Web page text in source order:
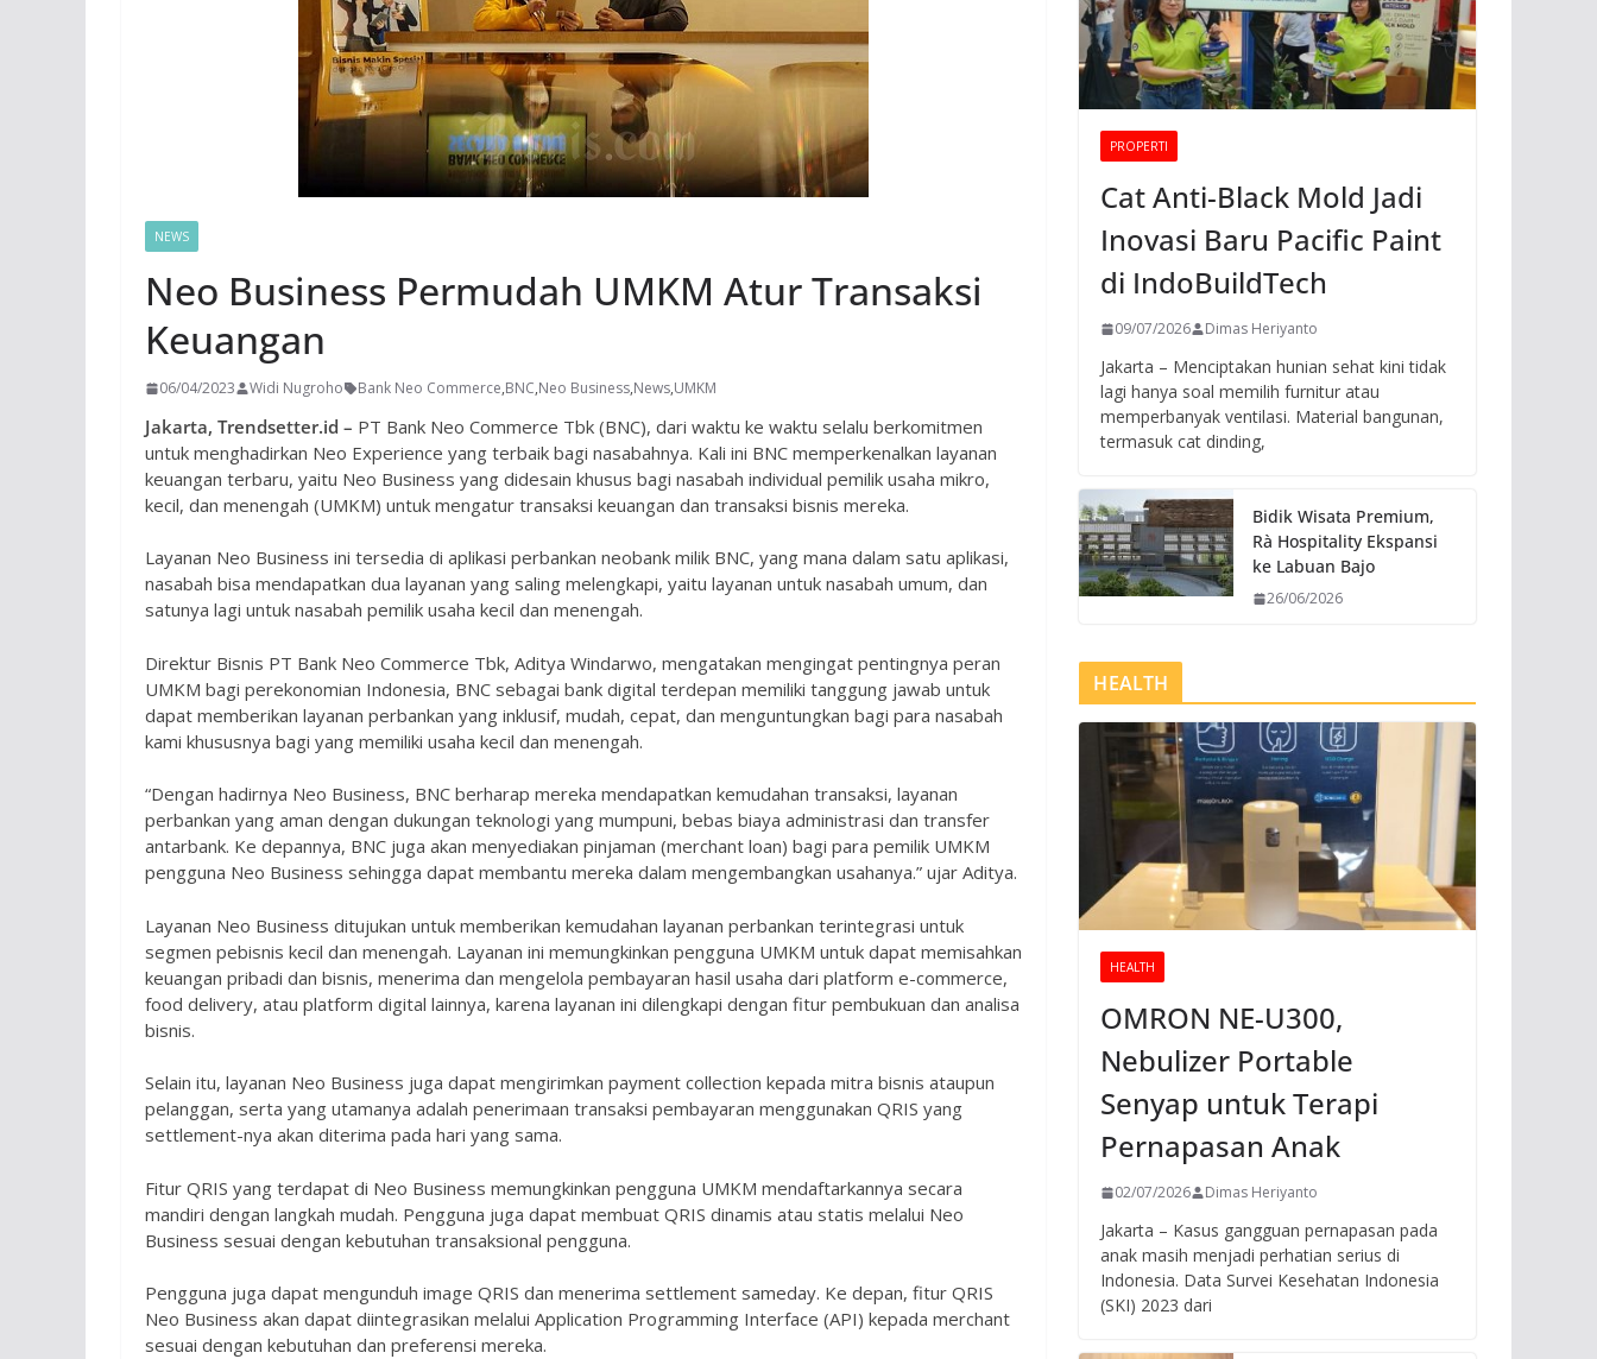
NEWS
Neo Business Permudah UMKM Atur Transaksi
Keuangan
06/04/2023 Widi Nugroho Bank Neo Commerce,BNC,Neo Business,News,UMKM
Jakarta, Trendsetter.id – PT Bank Neo Commerce Tbk (BNC), dari waktu ke waktu selalu berkomitmen
untuk menghadirkan Neo Experience yang terbaik bagi nasabahnya. Kali ini BNC memperkenalkan layanan
keuangan terbaru, yaitu Neo Business yang didesain khusus bagi nasabah individual pemilik usaha mikro,
kecil, dan menengah (UMKM) untuk mengatur transaksi keuangan dan transaksi bisnis mereka.
Layanan Neo Business ini tersedia di aplikasi perbankan neobank milik BNC, yang mana dalam satu aplikasi,
nasabah bisa mendapatkan dua layanan yang saling melengkapi, yaitu layanan untuk nasabah umum, dan
satunya lagi untuk nasabah pemilik usaha kecil dan menengah.
Direktur Bisnis PT Bank Neo Commerce Tbk, Aditya Windarwo, mengatakan mengingat pentingnya peran
UMKM bagi perekonomian Indonesia, BNC sebagai bank digital terdepan memiliki tanggung jawab untuk
dapat memberikan layanan perbankan yang inklusif, mudah, cepat, dan menguntungkan bagi para nasabah
kami khususnya bagi yang memiliki usaha kecil dan menengah.
“Dengan hadirnya Neo Business, BNC berharap mereka mendapatkan kemudahan transaksi, layanan
perbankan yang aman dengan dukungan teknologi yang mumpuni, bebas biaya administrasi dan transfer
antarbank. Ke depannya, BNC juga akan menyediakan pinjaman (merchant loan) bagi para pemilik UMKM
pengguna Neo Business sehingga dapat membantu mereka dalam mengembangkan usahanya.” ujar Aditya.
Layanan Neo Business ditujukan untuk memberikan kemudahan layanan perbankan terintegrasi untuk
segmen pebisnis kecil dan menengah. Layanan ini memungkinkan pengguna UMKM untuk dapat memisahkan
keuangan pribadi dan bisnis, menerima dan mengelola pembayaran hasil usaha dari platform e-commerce,
food delivery, atau platform digital lainnya, karena layanan ini dilengkapi dengan fitur pembukuan dan analisa
bisnis.
Selain itu, layanan Neo Business juga dapat mengirimkan payment collection kepada mitra bisnis ataupun
pelanggan, serta yang utamanya adalah penerimaan transaksi pembayaran menggunakan QRIS yang
settlement-nya akan diterima pada hari yang sama.
Fitur QRIS yang terdapat di Neo Business memungkinkan pengguna UMKM mendaftarkannya secara
mandiri dengan langkah mudah. Pengguna juga dapat membuat QRIS dinamis atau statis melalui Neo
Business sesuai dengan kebutuhan transaksional pengguna.
Pengguna juga dapat mengunduh image QRIS dan menerima settlement sameday. Ke depan, fitur QRIS
Neo Business akan dapat diintegrasikan melalui Application Programming Interface (API) kepada merchant
sesuai dengan kebutuhan dan preferensi mereka.
PROPERTI
Cat Anti-Black Mold Jadi
Inovasi Baru Pacific Paint
di IndoBuildTech
09/07/2026 Dimas Heriyanto
Jakarta – Menciptakan hunian sehat kini tidak
lagi hanya soal memilih furnitur atau
memperbanyak ventilasi. Material bangunan,
termasuk cat dinding,
Bidik Wisata Premium,
Rà Hospitality Ekspansi
ke Labuan Bajo
26/06/2026
HEALTH
HEALTH
OMRON NE-U300,
Nebulizer Portable
Senyap untuk Terapi
Pernapasan Anak
02/07/2026 Dimas Heriyanto
Jakarta – Kasus gangguan pernapasan pada
anak masih menjadi perhatian serius di
Indonesia. Data Survei Kesehatan Indonesia
(SKI) 2023 dari